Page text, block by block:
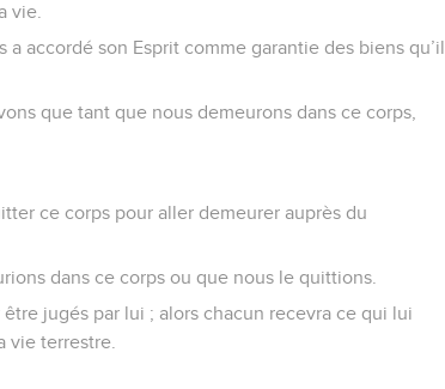
vie.
accordé son Esprit comme garantie des biens qu’il
que tant que nous demeurons dans ce corps,
ce corps pour aller demeurer auprès du
dans ce corps ou que nous le quittions.
jugés par lui ; alors chacun recevra ce qui lui
vie terrestre.